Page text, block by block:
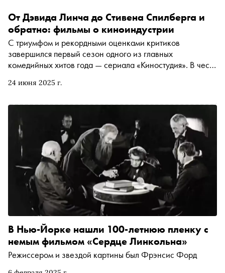
24 июня 2025 г.
От Дэвида Линча до Стивена Спилберга и
обратно: фильмы о киноиндустрии
С триумфом и рекордными оценками критиков
завершился первый сезон одного из главных
комедийных хитов года — сериала «Киностудия». В честь
примеры любимого жанра кинематографистов —
Тима Бертона до Квентина Тарантино и Стивена
Спилберга — со всеми обязательными остановками
В Нью-Йорке нашли 100-летнюю пленку с
немым фильмом «Сердце Линкольна»
Режиссером и звездой картины был Фрэнсис Форд